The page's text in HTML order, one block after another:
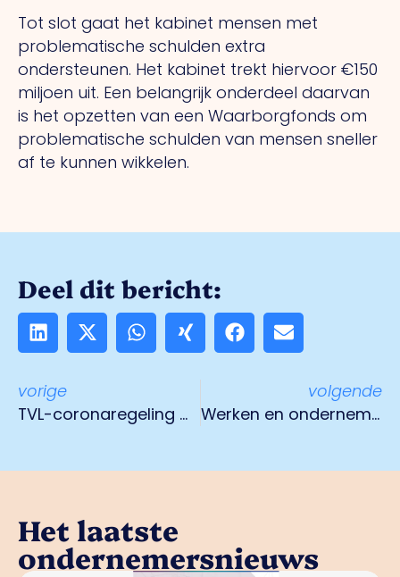
Tot slot gaat het kabinet mensen met
problematische schulden extra
ondersteunen. Het kabinet trekt hiervoor €150
miljoen uit. Een belangrijk onderdeel daarvan
is het opzetten van een Waarborgfonds om
problematische schulden van mensen sneller
af te kunnen wikkelen.
Deel dit bericht:
vorige
TVL-coronaregeling mkb gaat door tot in 2021
volgende
Werken en ondernemen in grensregio
Het laatste
ondernemersnieuws